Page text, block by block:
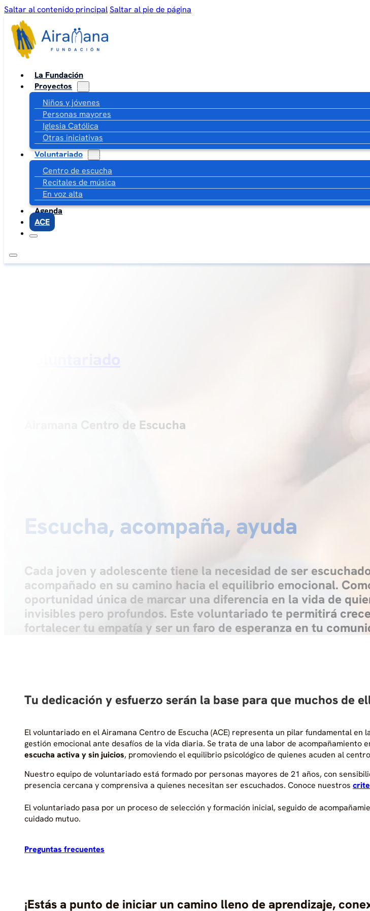
Saltar al contenido principalSaltar al pie de página
La Fundación
Proyectos
Niños y jóvenes
Personas mayores
Iglesia Católica
Otras iniciativas
Voluntariado
Centro de escucha
Recitales de música
En voz alta
Agenda
ACE
Airamana Centro de Escucha
Escucha, acompaña, ayuda
Cada joven y adolescente tiene la necesidad de ser
acompañado en su camino hacia el equilibrio emocional.
oportunidad única de marcar una diferencia en la vida de
invisibles pero profundos. Este voluntariado te permitirá
fortalecer tu empatía y ser un faro de esperanza en tu
Tu dedicación y esfuerzo serán la base para que muchos de
El voluntariado en el Airamana Centro de Escucha (ACE) representa un pilar fundamental
gestión emocional ante desafíos de la vida diaria. Se trata de una labor de acompañamiento
escucha activa y sin juicios, promoviendo el equilibrio psicológico de quienes acuden al
Nuestro equipo de voluntariado está formado por personas mayores de 21 años, con
presencia cercana y comprensiva a quienes necesitan ser escuchados. Conoce nuestros
El voluntariado pasa por un proceso de selección y formación inicial, seguido de
cuidado mutuo.
Preguntas frecuentes
¡Estás a punto de iniciar un camino lleno de aprendizaje,